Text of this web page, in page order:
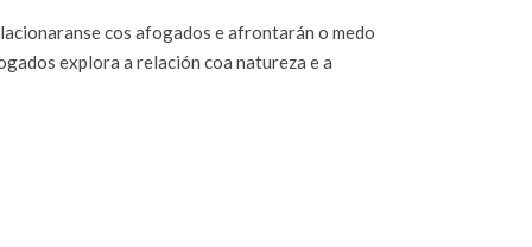
cos afogados e afrontarán o medo
explora a relación coa natureza e a